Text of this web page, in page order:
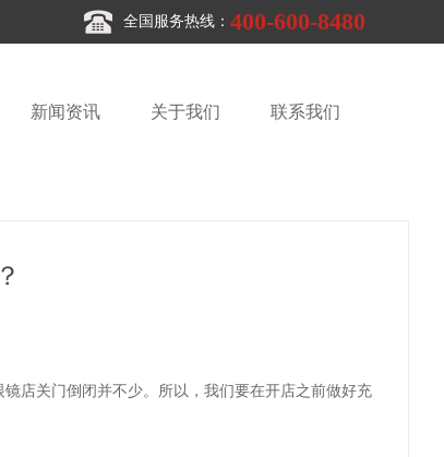
全国服务热线： 400-600-8480
新闻资讯 关于我们 联系我们
店关门倒闭并不少。所以，我们要在开店之前做好充